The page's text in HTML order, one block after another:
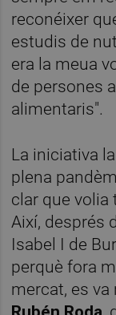
reconéixer
estudis de
era la meua
de persones
alimentaris".
La iniciativa
plena
clar que volia
Així, després
Isabel I de
perquè fora
mercat, es